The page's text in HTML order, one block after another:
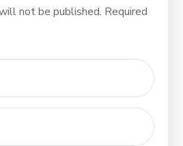
not be published. Required